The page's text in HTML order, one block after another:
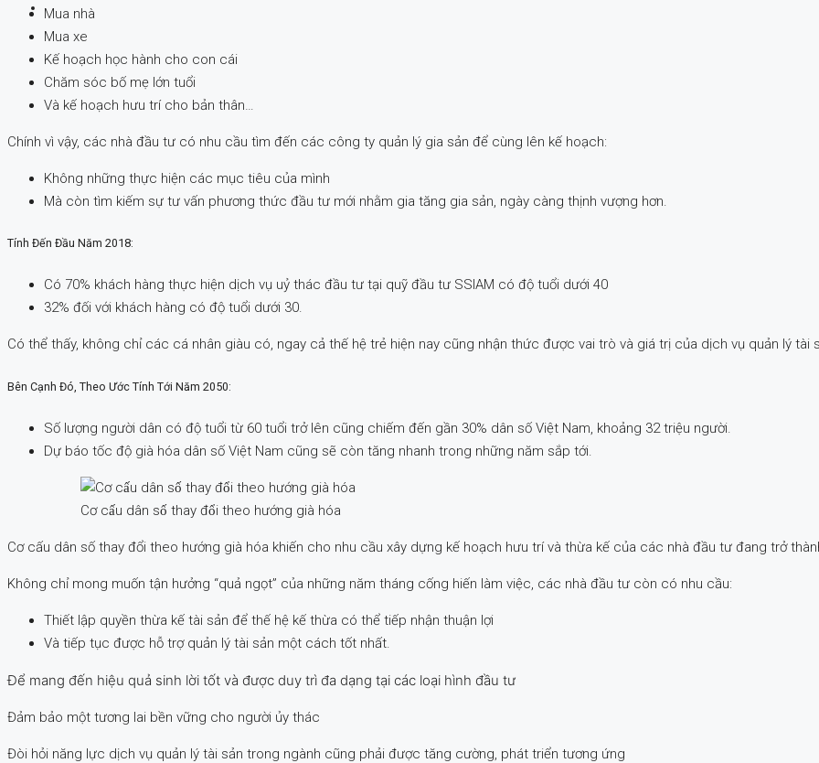
Mua nhà
Mua xe
Kế hoạch học hành cho con cái
Chăm sóc bố mẹ lớn tuổi
Và kế hoạch hưu trí cho bản thân…
Chính vì vậy, các nhà đầu tư có nhu cầu tìm đến các công ty quản lý gia sản để cùng lên kế hoạch:
Không những thực hiện các mục tiêu của mình
Mà còn tìm kiếm sự tư vấn phương thức đầu tư mới nhằm gia tăng gia sản, ngày càng thịnh vượng hơn.
Tính Đến Đầu Năm 2018:
Có 70% khách hàng thực hiện dịch vụ uỷ thác đầu tư tại quỹ đầu tư SSIAM có độ tuổi dưới 40
32% đối với khách hàng có độ tuổi dưới 30.
Có thể thấy, không chỉ các cá nhân giàu có, ngay cả thế hệ trẻ hiện nay cũng nhận thức được vai trò và giá trị của dịch vụ quản lý tài
Bên Cạnh Đó, Theo Ước Tính Tới Năm 2050:
Số lượng người dân có độ tuổi từ 60 tuổi trở lên cũng chiếm đến gần 30% dân số Việt Nam, khoảng 32 triệu người.
Dự báo tốc độ già hóa dân số Việt Nam cũng sẽ còn tăng nhanh trong những năm sắp tới.
Cơ cấu dân số thay đổi theo hướng già hóa
Cơ cấu dân số thay đổi theo hướng già hóa khiến cho nhu cầu xây dựng kế hoạch hưu trí và thừa kế của các nhà đầu tư đang trở
Không chỉ mong muốn tận hưởng “quả ngọt” của những năm tháng cống hiến làm việc, các nhà đầu tư còn có nhu cầu:
Thiết lập quyền thừa kế tài sản để thế hệ kế thừa có thể tiếp nhận thuận lợi
Và tiếp tục được hỗ trợ quản lý tài sản một cách tốt nhất.
Để mang đến hiệu quả sinh lời tốt và được duy trì đa dạng tại các loại hình đầu tư
Đảm bảo một tương lai bền vững cho người ủy thác
Đòi hỏi năng lực dịch vụ quản lý tài sản trong ngành cũng phải được tăng cường, phát triển tương ứng